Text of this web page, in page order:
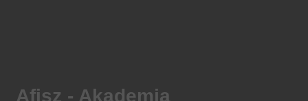
Afisz - Akademja